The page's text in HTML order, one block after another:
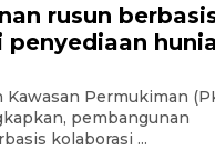
rusun
Permukiman
pembangunan
kolaborasi ...